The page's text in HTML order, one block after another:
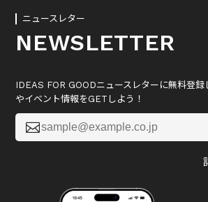
ニュースレター
NEWSLETTER
IDEAS FOR GOODニュースレターに無料登録
やイベント情報をGETしよう！
